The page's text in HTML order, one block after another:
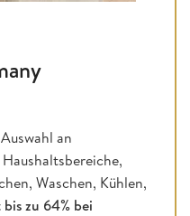
an
Waschen, Kühlen,
zu 64% bei